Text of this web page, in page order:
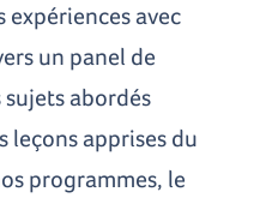
expériences avec
un panel de
sujets abordés
leçons apprises du
programmes, le